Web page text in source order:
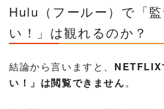
Hulu（フールー）で「
い！」は観れるのか？
結論から言いますと、 NETFLIX
い！」は閲覧できません。